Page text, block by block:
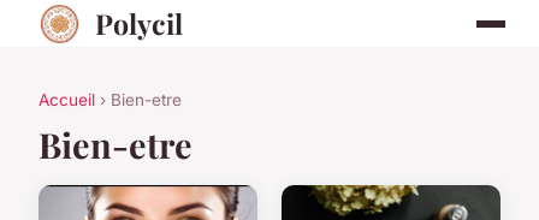
Polycil
Accueil › Bien-etre
Bien-etre